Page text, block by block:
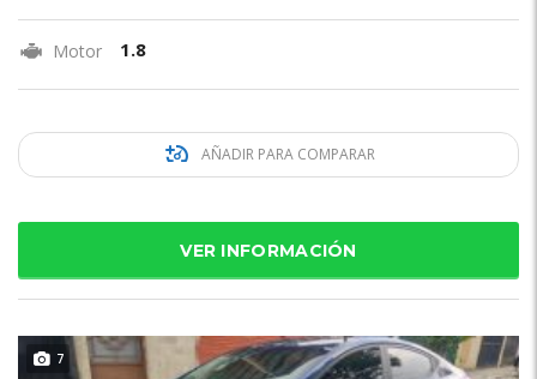
Motor 1.8
AÑADIR PARA COMPARAR
VER INFORMACIÓN
7